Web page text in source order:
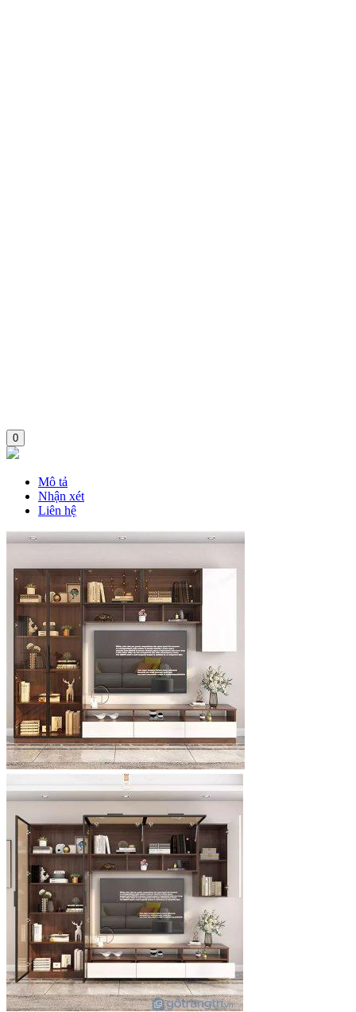
0
Mô tả
Nhận xét
Liên hệ